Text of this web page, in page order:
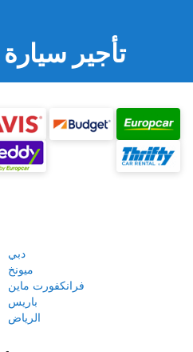
تأجير
دبي
ميونخ
فرانكفورت ماين
باريس
الرياض